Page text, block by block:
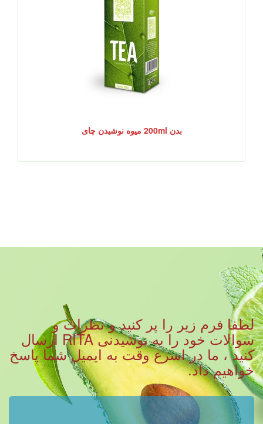
بدن 200ml میوه نوشیدن چای
لطفا فرم زیر را پر کنید و نظرات و
سوالات خود را به نوشیدنی RITA ارسال
کنید ، ما در اسرع وقت به ایمیل شما پاسخ
خواهیم داد.